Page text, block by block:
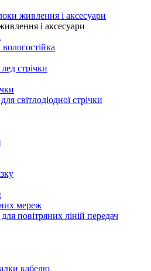
живлення і аксесуари
і аксесуари
вологостійка
стрічки
світлодіодної стрічки
мереж
повітряних ліній передач
кабелю